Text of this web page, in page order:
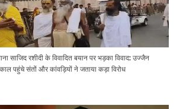
साजिद रशीदी के विवादित बयान पर भड़का विवाद: उज्जैन
पहुंचे संतों और कांवड़ियों ने जताया कड़ा विरोध